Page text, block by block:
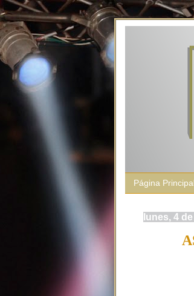
Página Principal
lunes, 4